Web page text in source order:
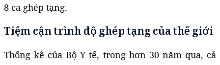
8 ca ghép tạng.
Tiệm cận trình độ ghép tạng của thế giới
Thống kê của Bộ Y tế, trong hơn 30 năm qua, cả